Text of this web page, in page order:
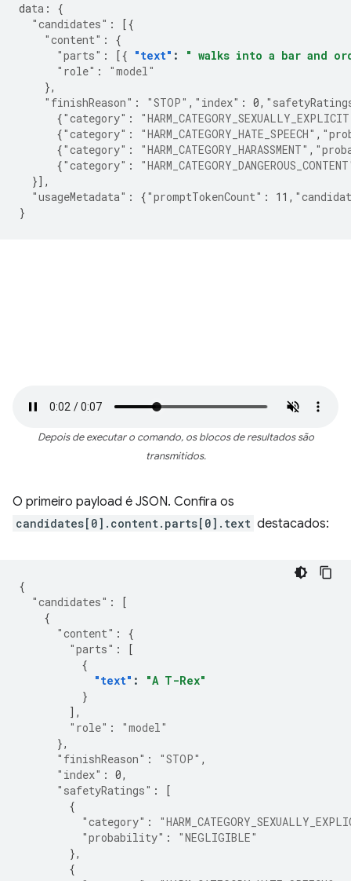
data :
{
"candidates" :
[{
"content" :
{
"parts" : [{ "text" :
" walks into a bar and
"role" :
"model"
},
"finishReason" : "STOP" , "index" : 0,
{"category" :
{"category" : "HARM_CATEGORY_HATE_SPEECH" ,
{"category" : "HARM_CATEGORY_HARASSMENT" ,
{"category" :
}],
"usageMetadata" : {"promptTokenCount" : 11 ,
}
Depois de executar o comando, os blocos de resultados são
transmitidos.
O primeiro payload é JSON. Confira os
candidates[0].content.parts[0].text destacados:
{
"candidates" :
[
{
"content" :
{
"parts" :
[
{
"text" :
"A T-Rex"
}
],
"role" :
"model"
},
"finishReason" : "STOP" ,
"index" : 0,
"safetyRatings" :
[
{
"category" :
"probability" :
"NEGLIGIBLE"
},
{